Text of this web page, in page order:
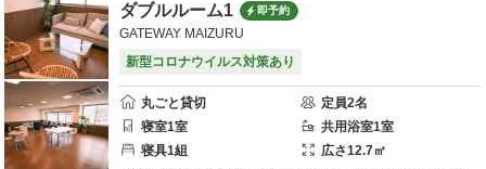
ダブルルーム1 即予約
GATEWAY MAIZURU
新型コロナウイルス対策あり
丸ごと貸切 定員2名
寝室1室 共用浴室1室
寝具1組 広さ12.7㎡